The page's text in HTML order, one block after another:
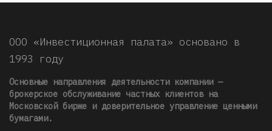
ООО «Инвестиционная палата» основано в
1993 году
Основные направления деятельности компании —
брокерское обслуживание частных клиентов на
Московской бирже и доверительное управление ценными
бумагами.